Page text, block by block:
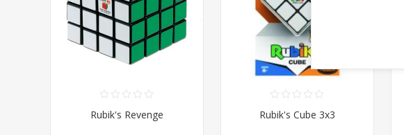
Rubik's Revenge Rubik's Cube 3x3